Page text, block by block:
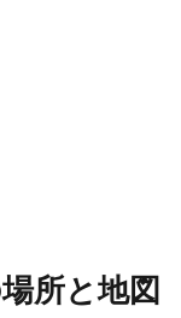
所と地図